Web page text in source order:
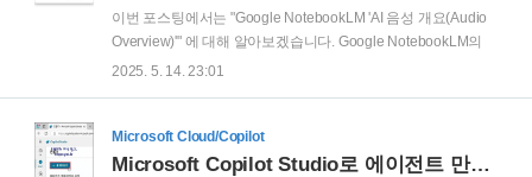
격 증명이 필요하지만 제공되지 않았습니다." 헉.. Microsoft 의
서비스 간 호환이 되지 않는 걸까요? 아닙니다. 당..
이번 포스팅에서는 "Google NotebookLM 'AI 음성 개요(Audio
Overview)'" 에 대해 알아보겠습니다. Google NotebookLM의
AI 음성 개요 기능이 4월30일 기준으로 한국어를 지원하기 시작
사용자가 업로드 한 자료를 기반으로 흥미로운 팟캐스트 형태
의 대화로 들려주는 AI 음성 서비스 입니다.) Notebooklm 사이
2025. 5. 14. 23:01
Microsoft Cloud/Copilot
Microsoft Copilot Studio로 에이전트 만들기